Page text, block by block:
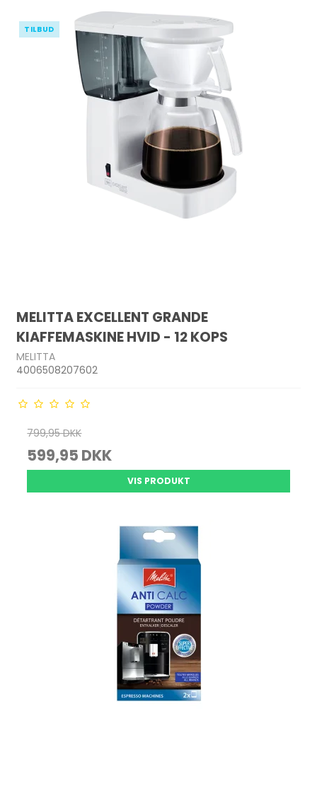
TILBUD
MELITTA EXCELLENT GRANDE
KIAFFEMASKINE HVID - 12 KOPS
MELITTA
4006508207602
799,95 DKK
599,95 DKK
VIS PRODUKT